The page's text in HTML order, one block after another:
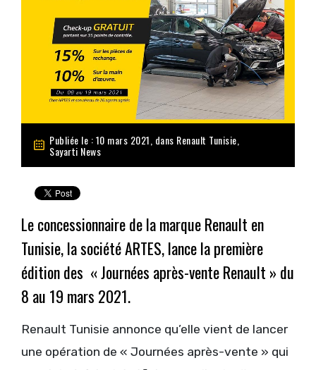
Publiée le : 10 mars 2021, dans Renault Tunisie
Sayarti News
Le concessionnaire de la marque Renault en
Tunisie, la société ARTES, lance la première
édition des « Journées après-vente Renault » du
8 au 19 mars 2021.
Renault Tunisie annonce qu’elle vient de lancer
une opération de « Journées après-vente » qui